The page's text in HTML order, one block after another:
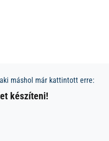
máshol már kattintott erre:
készíteni!